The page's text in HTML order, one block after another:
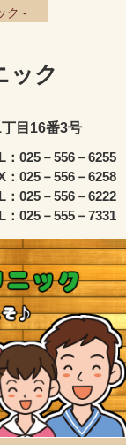
ク -
ック
目16番3号
：025－556－6255
：025－556－6258
：025－556－6222
：025－555－7331